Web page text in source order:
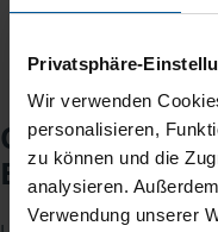
Privatsphäre-
Wir verwenden
personalisieren,
zu können und die
analysieren.
Verwendung unserer
Checkliste für